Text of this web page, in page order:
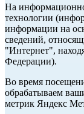
На
технологии
информации на
сведений,
"Интернет",
Федерации).
Во время
обрабатываем
метрик Яндекс